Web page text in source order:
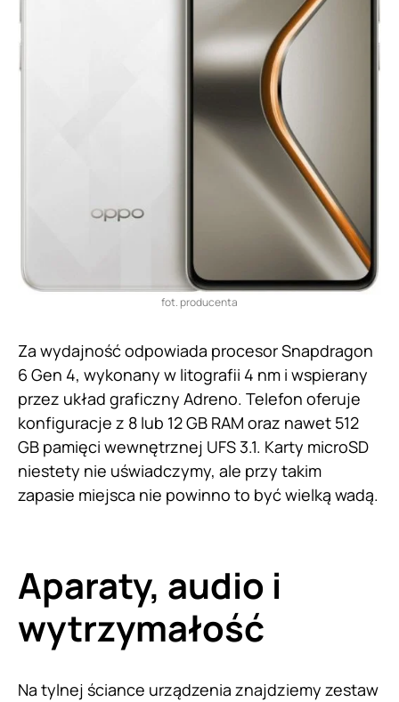
fot. producenta
Za wydajność odpowiada procesor Snapdragon
6 Gen 4, wykonany w litografii 4 nm i wspierany
przez układ graficzny Adreno. Telefon oferuje
konfiguracje z 8 lub 12 GB RAM oraz nawet 512
GB pamięci wewnętrznej UFS 3.1. Karty microSD
niestety nie uświadczymy, ale przy takim
zapasie miejsca nie powinno to być wielką wadą.
Aparaty, audio i
wytrzymałość
Na tylnej ściance urządzenia znajdziemy zestaw